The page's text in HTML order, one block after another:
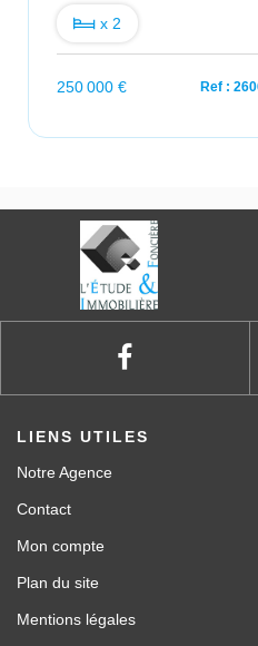
x 2
250 000 € Ref :
LIENS UTILES
Notre Agence
Contact
Mon compte
Plan du site
Mentions légales